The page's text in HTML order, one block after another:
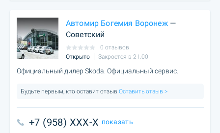
Автомир Богемия Воронеж—
Советский
0 отзывов
Открыто
Закроется в 21:00
Официальный дилер Skoda. Официальный сервис.
Будьте первым, кто оставит отзыв Оставить отзыв >
+7 (958) XXX-X показать